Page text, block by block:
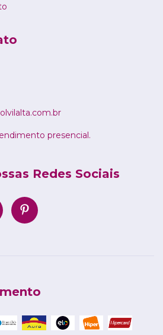
presencial.
Redes Sociais